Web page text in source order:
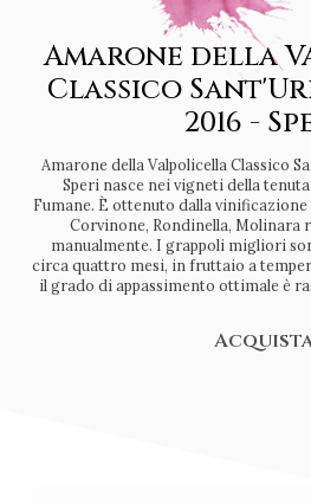
Amarone della
Classico
2016 -
Amarone della Valpolicella Classico
Speri nasce nei vigneti della
Fumane. È ottenuto dalla vinificazione
Corvinone, Rondinella, Molinara
manualmente. I grappoli migliori
circa quattro mesi, in fruttaio a
il grado di appassimento ottimale è